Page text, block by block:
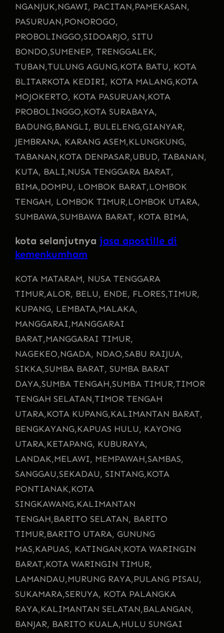
NGANJUK,NGAWI, PACITAN,PAMEKASAN,
PASURUAN,PONOROGO,
PROBOLINGGO,SIDOARJO, SITU
BONDO,SUMENEP, TRENGGALEK,
TUBAN,TULUNG AGUNG,KOTA BATU, KOTA
BLITARKOTA KEDIRI, KOTA MALANG,KOTA
MOJOKERTO, KOTA PASURUAN,KOTA
PROBOLINGGO,KOTA SURABAYA,
BADUNG,BANGLI, BULELENG,GIANYAR,
JEMBRANA, KARANG ASEM,KLUNGKUNG,
TABANAN,KOTA DENPASAR,UBUD, TABANAN,
KUTA, BALI,NUSA TENGGARA BARAT,
BIMA,DOMPU, LOMBOK BARAT,LOMBOK
TENGAH, LOMBOK TIMUR,LOMBOK UTARA,
SUMBAWA,SUMBAWA BARAT, KOTA BIMA,
kota selanjutnya jasa apostille di
kemenkumham
KOTA MATARAM, NUSA TENGGARA
TIMUR,ALOR, BELU, ENDE, FLORES,TIMUR,
KUPANG, LEMBATA,MALAKA,
MANGGARAI,MANGGARAI
BARAT,MANGGARAI TIMUR,
NAGEKEO,NGADA, NDAO,SABU RAIJUA,
SIKKA,SUMBA BARAT, SUMBA BARAT
DAYA,SUMBA TENGAH,SUMBA TIMUR,TIMOR
TENGAH SELATAN,TIMOR TENGAH
UTARA,KOTA KUPANG,KALIMANTAN BARAT,
BENGKAYANG,KAPUAS HULU, KAYONG
UTARA,KETAPANG, KUBURAYA,
LANDAK,MELAWI, MEMPAWAH,SAMBAS,
SANGGAU,SEKADAU, SINTANG,KOTA
PONTIANAK,KOTA
SINGKAWANG,KALIMANTAN
TENGAH,BARITO SELATAN, BARITO
TIMUR,BARITO UTARA, GUNUNG
MAS,KAPUAS, KATINGAN,KOTA WARINGIN
BARAT,KOTA WARINGIN TIMUR,
LAMANDAU,MURUNG RAYA,PULANG PISAU,
SUKAMARA,SERUYA, KOTA PALANGKA
RAYA,KALIMANTAN SELATAN,BALANGAN,
BANJAR, BARITO KUALA,HULU SUNGAI